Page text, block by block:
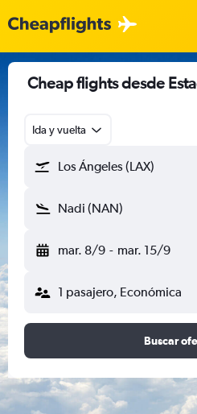
Cheap flights desde
Ida y vuelta
Los Ángeles (LAX)
Nadi (NAN)
mar. 8/9 - mar. 15/9
1 pasajero, Económica
Buscar